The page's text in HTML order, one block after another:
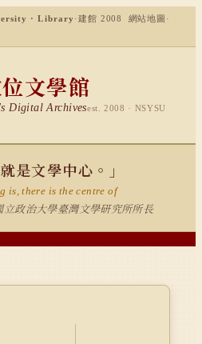
· Library ·建館 2008 網站地圖 ·
文學館
Digital Archivesest. 2008 · NSYSU
是文學中心。」
is, there is the centre of
政治大學臺灣文學研究所所長